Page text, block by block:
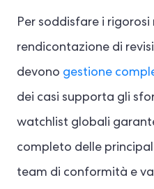
Per soddisfare i rigorosi
rendicontazione di
devono gestione
dei casi supporta gli
watchlist globali
completo delle
team di conformità e